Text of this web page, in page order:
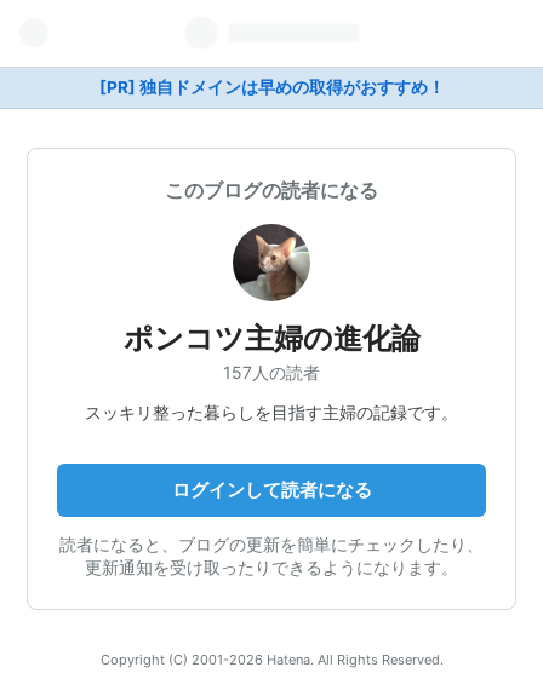
[PR] 独自ドメインは早めの取得がおすすめ！
このブログの読者になる
ポンコツ主婦の進化論
157人の読者
スッキリ整った暮らしを目指す主婦の記録です。
ログインして読者になる
読者になると、ブログの更新を簡単にチェックしたり、
更新通知を受け取ったりできるようになります。
Copyright (C) 2001-2026 Hatena. All Rights Reserved.